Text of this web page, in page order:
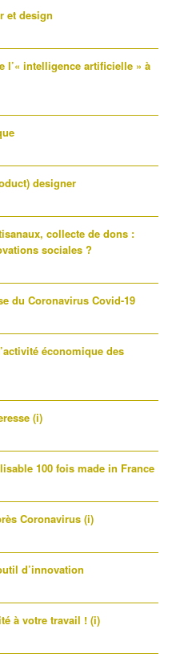
et design
l’« intelligence artificielle » à
designer
collecte de dons :
sociales ?
du Coronavirus Covid-19
économique des
(i)
100 fois made in France
Coronavirus (i)
d’innovation
à votre travail ! (i)